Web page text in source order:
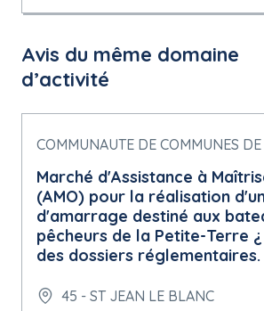
Avis du même domaine
d’activité
COMMUNAUTE DE COMMUNES DE
Marché d'Assistance à
(AMO) pour la réalisation
d'amarrage destiné aux
pêcheurs de la Petite-Terre
des dossiers réglementaires.
45 - ST JEAN LE BLANC